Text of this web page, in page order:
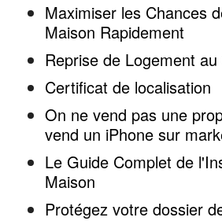
Maximiser les Chances
Maison Rapidement
Reprise de Logement
Certificat de localisation
On ne vend pas une
vend un iPhone sur
Le Guide Complet de
Maison
Protégez votre dossier